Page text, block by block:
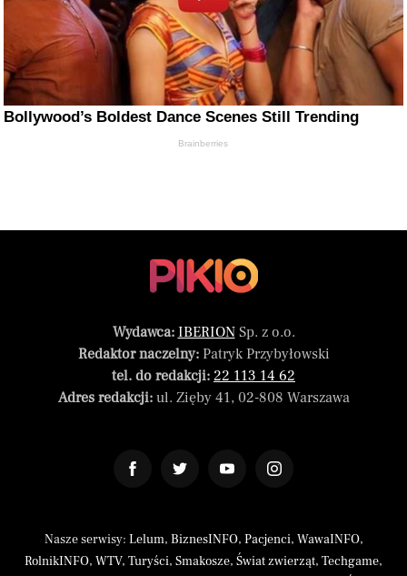
Bollywood’s Boldest Dance Scenes Still Trending
Brainberries
Wydawca: IBERIONSp. z o.o.
Redaktor naczelny:Patryk Przybyłowski
tel. do redakcji: 22 113 14 62
Adres redakcji:ul. Zięby 41, 02-808 Warszawa
Nasze serwisy: Lelum, BiznesINFO, Pacjenci, WawaINFO,
RolnikINFO, WTV, Turyści, Smakosze, Świat zwierząt, Techgame,